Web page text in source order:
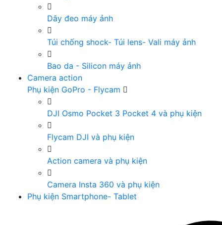
Dây đeo máy ảnh
Túi chống shock- Túi lens- Vali máy ảnh
Bao da - Silicon máy ảnh
Camera action
Phụ kiện GoPro - Flycam
DJI Osmo Pocket 3 Pocket 4 và phụ kiện
Flycam DJI và phụ kiện
Action camera và phụ kiện
Camera Insta 360 và phụ kiện
Phụ kiện Smartphone- Tablet